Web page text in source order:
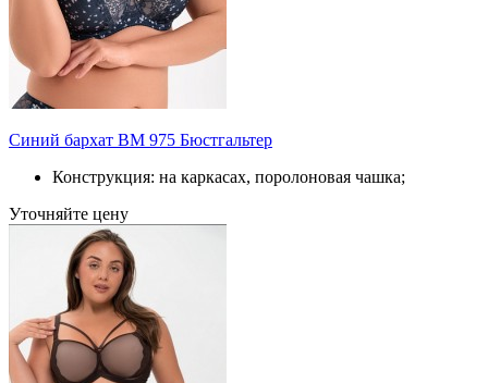
Синий бархат BM 975 Бюстгальтер
Конструкция: на каркасах, поролоновая чашка;
Уточняйте цену